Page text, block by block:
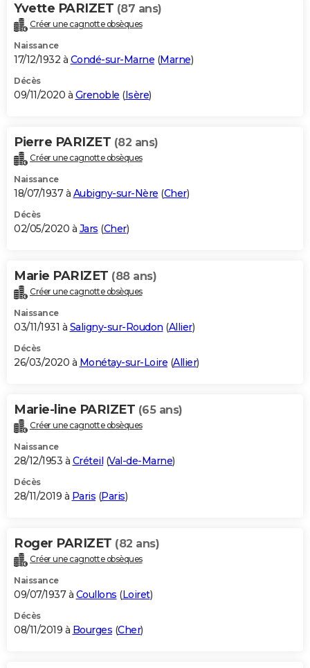
Yvette PARIZET (87 ans)
Créer une cagnotte obsèques
Naissance
17/12/1932 à Condé-sur-Marne (Marne)
Décès
09/11/2020 à Grenoble (Isère)
Pierre PARIZET (82 ans)
Créer une cagnotte obsèques
Naissance
18/07/1937 à Aubigny-sur-Nère (Cher)
Décès
02/05/2020 à Jars (Cher)
Marie PARIZET (88 ans)
Créer une cagnotte obsèques
Naissance
03/11/1931 à Saligny-sur-Roudon (Allier)
Décès
26/03/2020 à Monétay-sur-Loire (Allier)
Marie-line PARIZET (65 ans)
Créer une cagnotte obsèques
Naissance
28/12/1953 à Créteil (Val-de-Marne)
Décès
28/11/2019 à Paris (Paris)
Roger PARIZET (82 ans)
Créer une cagnotte obsèques
Naissance
09/07/1937 à Coullons (Loiret)
Décès
08/11/2019 à Bourges (Cher)